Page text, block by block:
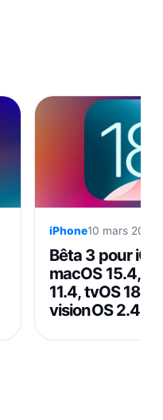
iPhone10 mars 2025
Bêta 3 pour
macOS 15.4,
11.4, tvOS 18.4
visionOS 2.4